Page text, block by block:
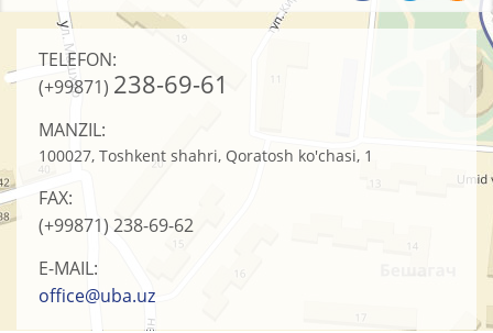
TELEFON:
(+99871) 238-69-61
MANZIL:
100027, Toshkent shahri, Qoratosh ko'chasi, 1
FAX:
(+99871) 238-69-62
E-MAIL:
office@uba.uz